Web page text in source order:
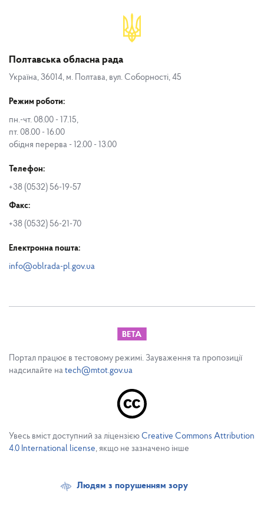
Полтавська обласна рада
Україна, 36014, м. Полтава, вул. Соборності, 45
Режим роботи:
пн.-чт. 08.00 - 17.15,
пт. 08.00 - 16.00
обідня перерва - 12.00 - 13.00
Телефон:
+38 (0532) 56-19-57
Факс:
+38 (0532) 56-21-70
Електронна пошта:
info@oblrada-pl.gov.ua
Портал працює в тестовому режимі. Зауваження та пропозиції
надсилайте на tech@mtot.gov.ua
Увесь вміст доступний за ліцензією Creative Commons Attribution
4.0 International license, якщо не зазначено інше
Людям з порушенням зору